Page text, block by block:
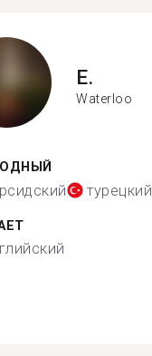
E.
Waterloo
турецкий